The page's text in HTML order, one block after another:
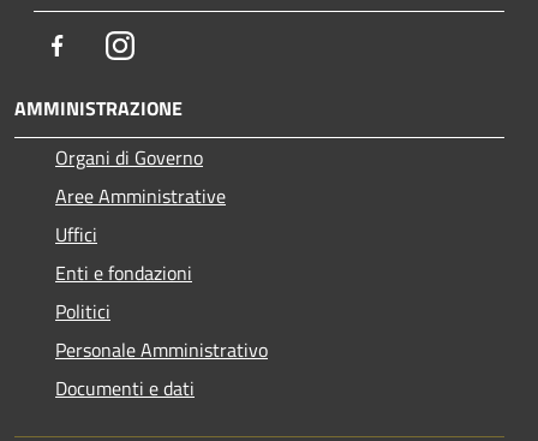
FacebookInstagram
AMMINISTRAZIONE
Organi di Governo
Aree Amministrative
Uffici
Enti e fondazioni
Politici
Personale Amministrativo
Documenti e dati